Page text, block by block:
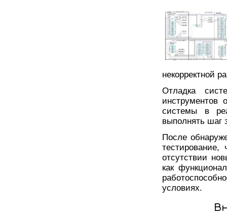
некорректной
Отладка
инструментов
системы в
выполнять шаг
После
отсутствии
как
условиях.